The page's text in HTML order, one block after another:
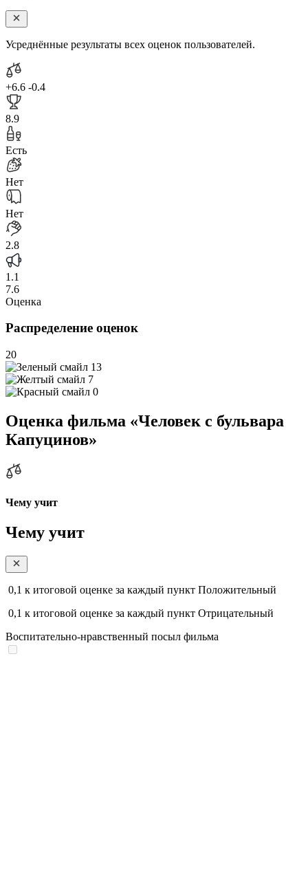
Усреднённые результаты всех оценок пользователей.
+6.6 -0.4
8.9
Есть
Нет
Нет
2.8
1.1
7.6
Оценка
Распределение оценок
20
13
7
0
Оценка фильма «Человек с бульвара
Капуцинов»
Чему учит
Чему учит
0,1 к итоговой оценке за каждый пункт Положительный
0,1 к итоговой оценке за каждый пункт Отрицательный
Воспитательно-нравственный посыл фильма